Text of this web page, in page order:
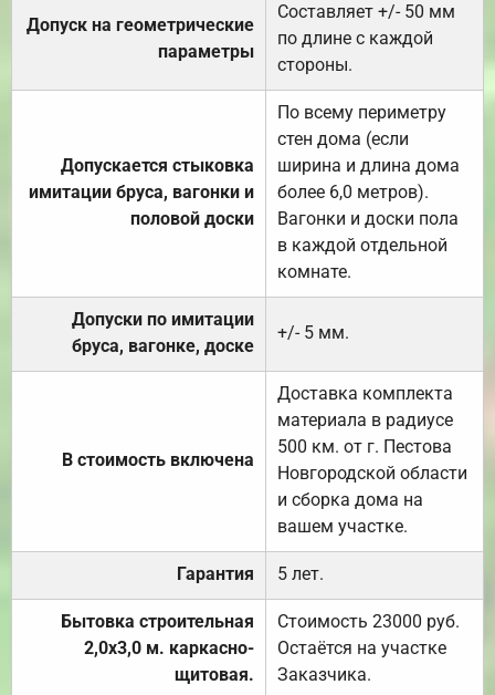
Допуск на геометрические
параметры
Составляет +/- 50 мм
по длине с каждой
стороны.
Допускается стыковка
имитации бруса, вагонки и
половой доски
По всему периметру
стен дома (если
ширина и длина дома
более 6,0 метров).
Вагонки и доски пола
в каждой отдельной
комнате.
Допуски по имитации
бруса, вагонке, доске
+/- 5 мм.
В стоимость включена
Доставка комплекта
материала в радиусе
500 км. от г. Пестова
Новгородской области
и сборка дома на
вашем участке.
Гарантия 5 лет.
Бытовка строительная
2,0х3,0 м. каркасно-
щитовая.
Стоимость 23000 руб.
Остаётся на участке
Заказчика.